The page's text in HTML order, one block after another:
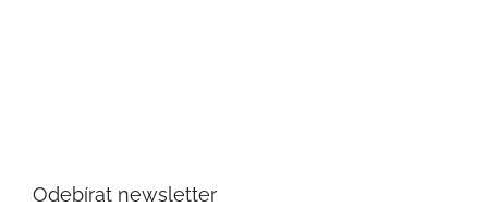
Odebírat newsletter